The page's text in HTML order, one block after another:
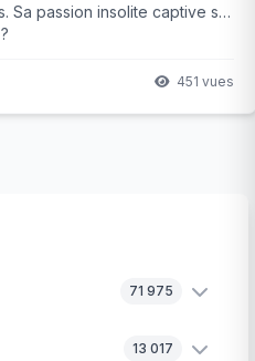
Sa passion insolite captive sur
451 vues
71 975
13 017